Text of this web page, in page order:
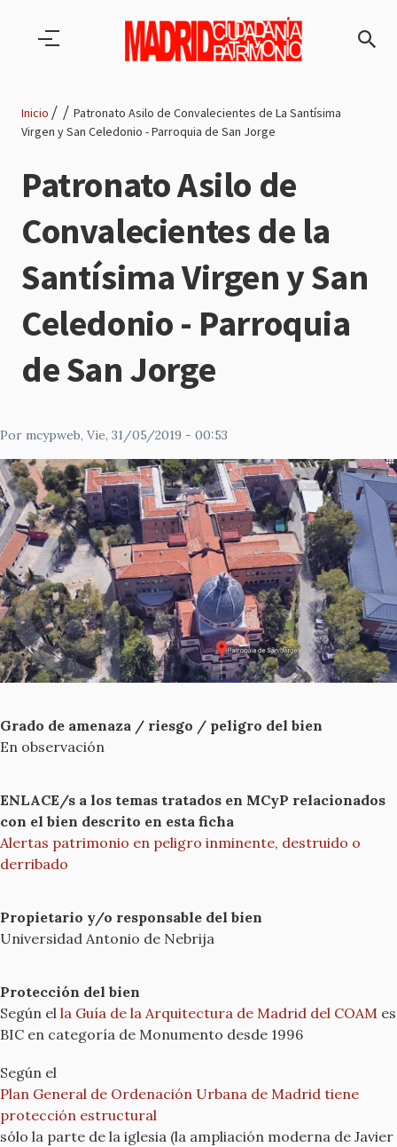
de
navegación
Inicio
Patronato Asilo de Convalecientes de La Santísima
Virgen y San Celedonio - Parroquia de San Jorge
Patronato Asilo de
Convalecientes de la
Santísima Virgen y San
Celedonio - Parroquia
de San Jorge
Por mcypweb, Vie, 31/05/2019 - 00:53
Grado de amenaza / riesgo / peligro del bien
En observación
ENLACE/s a los temas tratados en MCyP relacionados
con el bien descrito en esta ficha
Alertas patrimonio en peligro inminente, destruido o
derribado
Propietario y/o responsable del bien
Universidad Antonio de Nebrija
Protección del bien
Según el la Guía de la Arquitectura de Madrid del COAM es
BIC en categoría de Monumento desde 1996
Según el
Plan General de Ordenación Urbana de Madrid tiene
protección estructural
sólo la parte de la iglesia (la ampliación moderna de Javier